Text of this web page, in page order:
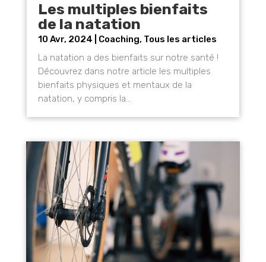
Les multiples bienfaits
de la natation
10 Avr, 2024 Coaching, Tous les articles
La natation a des bienfaits sur notre santé !
Découvrez dans notre article les multiples
bienfaits physiques et mentaux de la
natation, y compris la...